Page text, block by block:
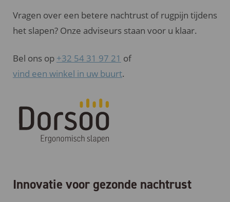
Vragen over een betere nachtrust of rugpijn tijdens
het slapen? Onze adviseurs staan voor u klaar.
Bel ons op +32 54 31 97 21 of
vind een winkel in uw buurt.
Innovatie voor gezonde nachtrust